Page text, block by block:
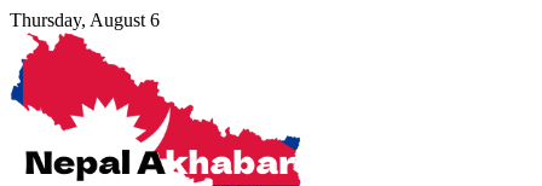
Skip
content
Thursday, August 6